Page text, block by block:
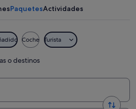
PaquetesActividades
Coche Turista
o destinos